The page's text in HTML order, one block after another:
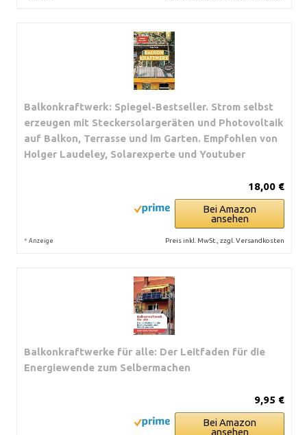
Balkonkraftwerk: Spiegel-Bestseller. Strom selbst
erzeugen mit Steckersolargeräten und Photovoltaik
auf Balkon, Terrasse und im Garten. Empfohlen von
Holger Laudeley, Solarexperte und Youtuber
18,00 €
Bei Amazon
ansehen
* Anzeige Preis inkl. MwSt., zzgl. Versandkosten
Balkonkraftwerke für alle: Der Leitfaden für die
Energiewende zum Selbermachen
9,95 €
Bei Amazon
ansehen